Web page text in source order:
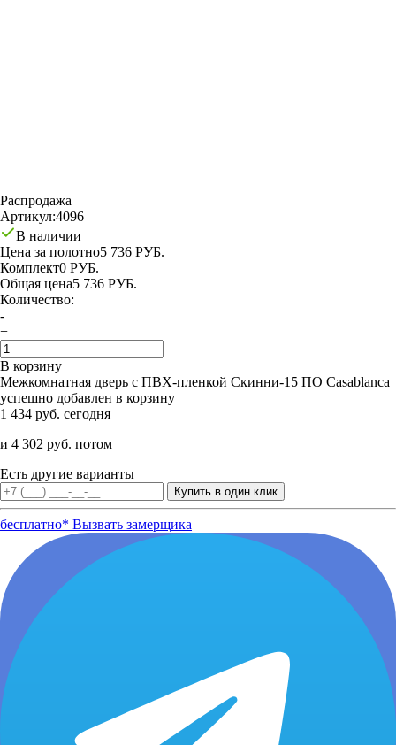
Распродажа
Артикул:4096
В наличии
Цена за полотно5 736 РУБ.
Комплект0 РУБ.
Общая цена5 736 РУБ.
Количество:
-
+
В корзину
Межкомнатная дверь с ПВХ-пленкой Скинни-15 ПО Casablanca
успешно добавлен в корзину
1 434 руб. сегодня
и 4 302 руб. потом
Есть другие варианты
бесплатно* Вызвать замерщика